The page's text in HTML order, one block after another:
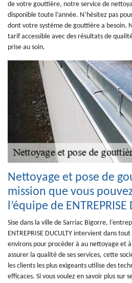
de votre gouttière, notre service de
disponible toute l’année. N’hésitez pas
dont votre système de gouttière a besoin.
tarif accessible avec des résultats de
prise au soin.
Nettoyage et pose de
mission que vous
l’équipe de ENTREPRISE
Sise dans la ville de Sarriac Bigorre,
ENTREPRISE DUCULTY intervient dans
environs pour procéder à au nettoyage et
assurer la qualité de ses services, cette
les clients les plus exigeants utilise des
efficaces. Si vous voulez en savoir plus sur